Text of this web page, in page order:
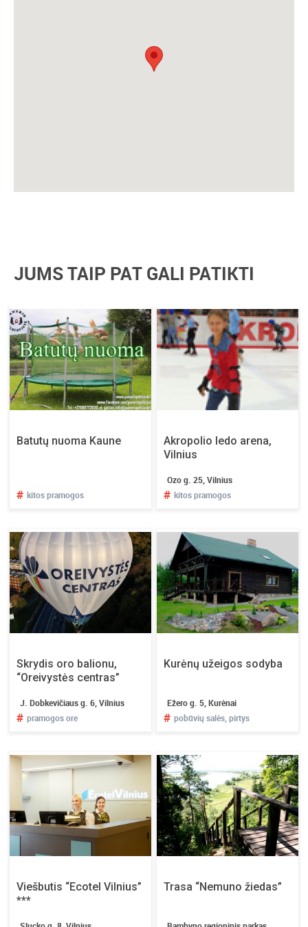
JUMS TAIP PAT GALI PATIKTI
Batutų nuoma Kaune
# kitos pramogos
Akropolio ledo arena,
Vilnius
Ozo g. 25, Vilnius
# kitos pramogos
Skrydis oro balionu,
“Oreivystės centras”
J. Dobkevičiaus g. 6, Vilnius
# pramogos ore
Kurėnų užeigos sodyba
Ežero g. 5, Kurėnai
# pobūvių salės, pirtys
Viešbutis “Ecotel Vilnius”
***
Trasa “Nemuno žiedas”